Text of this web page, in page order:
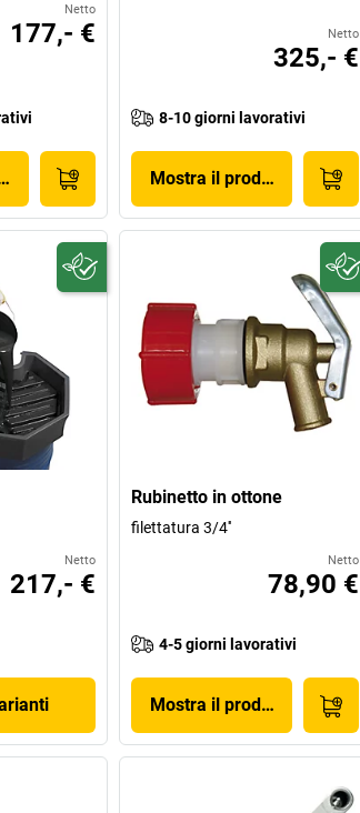
Netto
177,- € Netto
325,- €
8-10 giorni lavorativi
Mostra il prodotto
Netto
217,- €
Rubinetto in ottone
filettatura 3/4''
Netto
78,90 €
4-5 giorni lavorativi
Mostra il prodotto